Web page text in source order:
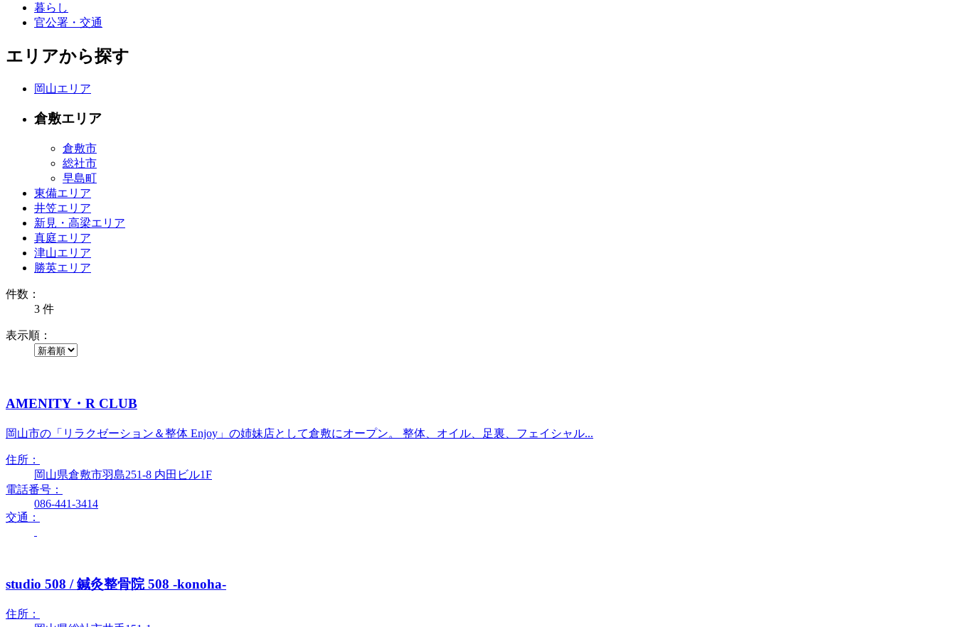
暮らし
官公署・交通
エリアから探す
岡山エリア
倉敷エリア
倉敷市
総社市
早島町
東備エリア
井笠エリア
新見・高梁エリア
真庭エリア
津山エリア
勝英エリア
件数：
3 件
表示順：
AMENITY・R CLUB
岡山市の「リラクゼーション＆整体 Enjoy」の姉妹店として倉敷にオープン。 整体、オイル、足裏、フェイシャル...
住所：
岡山県倉敷市羽島251-8 内田ビル1F
電話番号：
086-441-3414
交通：
studio 508 / 鍼灸整骨院 508 -konoha-
住所：